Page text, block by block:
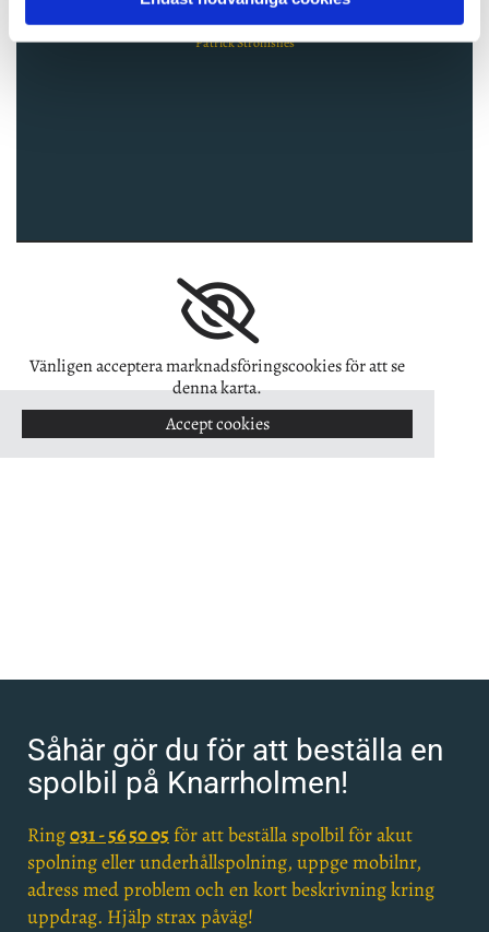
kunnig personal. "
Patrick Strömsnes
Vänligen acceptera marknadsföringscookies för att se
denna karta.
Accept cookies
Såhär gör du för att beställa en
spolbil på Knarrholmen!
Ring031 - 56 50 05 för att beställa spolbil för akut
spolning eller underhållspolning, uppge mobilnr,
adress med problem och en kort beskrivning kring
uppdrag. Hjälp strax påväg!